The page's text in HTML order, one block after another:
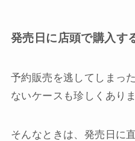
発売日に店頭で購入す
予約販売を逃してしまっ
ないケースも珍しくありま
そんなときは、発売日に